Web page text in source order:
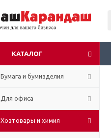
КАТАЛОГ
Бумага и бумизделия
Для офиса
Хозтовары и химия